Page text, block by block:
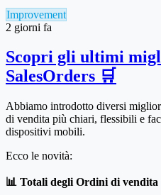
Improvement
2 giorni fa
Scopri gli ultimi
SalesOrders 🛒
Abbiamo introdotto diversi
di vendita più chiari, flessibili e
dispositivi mobili.
Ecco le novità:
📊 Totali degli Ordini di